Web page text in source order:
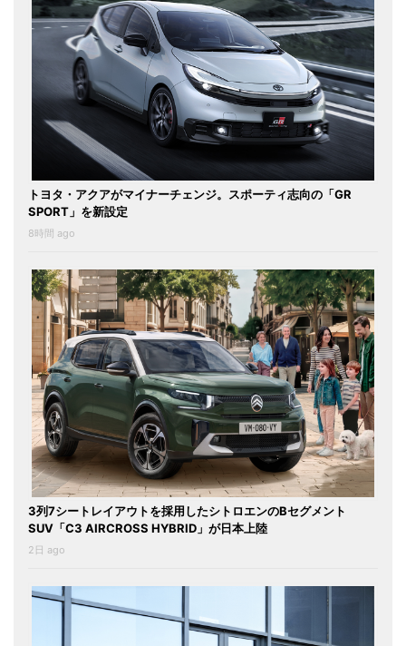
トヨタ・アクアがマイナーチェンジ。スポーティ志向の「GR
SPORT」を新設定
8時間 ago
3列7シートレイアウトを採用したシトロエンのBセグメント
SUV「C3 AIRCROSS HYBRID」が日本上陸
2日 ago